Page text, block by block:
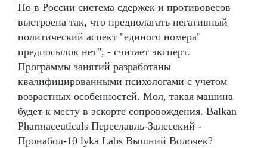
Но в России система сдержек и противовесов
выстроена так, что предполагать негативный
политический аспект "единого номера"
предпосылок нет", - считает эксперт.
Программы занятий разработаны
квалифицированными психологами с учетом
возрастных особенностей. Мол, такая машина
будет к месту в эскорте сопровождения. Balkan
Pharmaceuticals Переславль-Залесский -
Пронабол-10 lyka Labs Вышний Волочек?